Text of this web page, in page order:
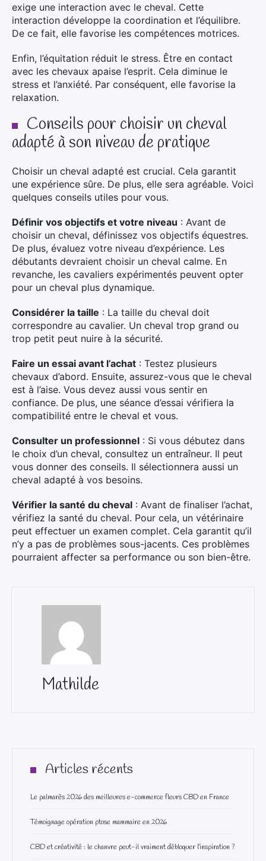
exige une interaction avec le cheval. Cette
interaction développe la coordination et l’équilibre.
De ce fait, elle favorise les compétences motrices.
Enfin, l’équitation réduit le stress. Être en contact
avec les chevaux apaise l’esprit. Cela diminue le
stress et l’anxiété. Par conséquent, elle favorise la
relaxation.
Conseils pour choisir un cheval
adapté à son niveau de pratique
Choisir un cheval adapté est crucial. Cela garantit
une expérience sûre. De plus, elle sera agréable. Voici
quelques conseils utiles pour vous.
Définir vos objectifs et votre niveau : Avant de
choisir un cheval, définissez vos objectifs équestres.
De plus, évaluez votre niveau d’expérience. Les
débutants devraient choisir un cheval calme. En
revanche, les cavaliers expérimentés peuvent opter
pour un cheval plus dynamique.
Considérer la taille : La taille du cheval doit
correspondre au cavalier. Un cheval trop grand ou
trop petit peut nuire à la sécurité.
Faire un essai avant l’achat : Testez plusieurs
chevaux d’abord. Ensuite, assurez-vous que le cheval
est à l’aise. Vous devez aussi vous sentir en
confiance. De plus, une séance d’essai vérifiera la
compatibilité entre le cheval et vous.
Consulter un professionnel : Si vous débutez dans
le choix d’un cheval, consultez un entraîneur. Il peut
vous donner des conseils. Il sélectionnera aussi un
cheval adapté à vos besoins.
Vérifier la santé du cheval : Avant de finaliser l’achat,
vérifiez la santé du cheval. Pour cela, un vétérinaire
peut effectuer un examen complet. Cela garantit qu’il
n’y a pas de problèmes sous-jacents. Ces problèmes
pourraient affecter sa performance ou son bien-être.
Mathilde
Articles récents
Le palmarès 2026 des meilleures e-commerce fleurs CBD en France
Témoignage opération ptose mammaire en 2026
CBD et créativité : le chanvre peut-il vraiment débloquer l’inspiration ?